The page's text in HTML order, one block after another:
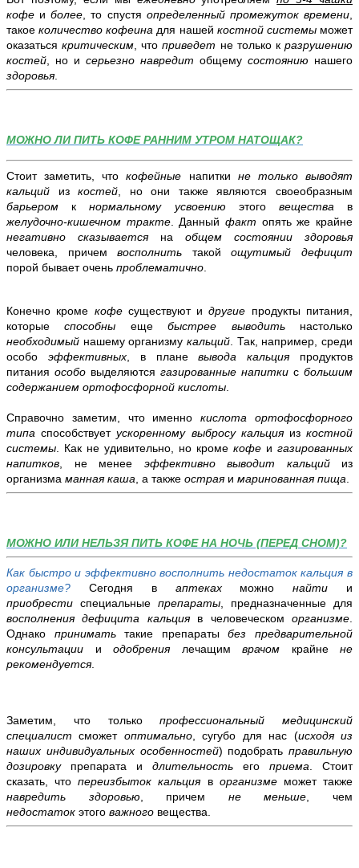
кофе иболее , то спустя определенный промежуток времени
такоеколичество кофеина для нашей костной системыможет
оказатьсякритическим , чтоприведет не только кразрушению
костей , но и серьезно навредит общему состоянию нашего
здоровья.
МОЖНО ЛИ ПИТЬ КОФЕ РАННИМ УТРОМ НАТОЩАК?
Стоит заметить, чтокофейные напитки не только выводят
кальций изкостей , но они также являются своеобразным
барьером кнормальному усвоению этого вещества в
желудочно-кишечном тракте. Данныйфакт опять же крайне
негативно сказывается на общем состоянии здоровья
человека, причемвосполнить такойощутимый дефицит
порой бывает очень проблематично
Конечно кроме кофе существуют идругие продукты питания,
которыеспособны ещебыстрее выводитьнастолько
необходимый нашему организмукальций . Так, например, среди
особо эффективных, в планевывода кальцияпродуктов
питания особо выделяются газированные напитки с большим
содержанием ортофосфорной кислоты
Справочно заметим, что именнокислота ортофосфорного
типа способствуетускоренному выбросу кальция изкостной
системы . Как не удивительно, но кроме кофе и газированных
напитков , не менее эффективно выводит кальцийиз
организма манная каша , а также острая и маринованная пища
МОЖНО ИЛИ НЕЛЬЗЯ ПИТЬ КОФЕ НА НОЧЬ (ПЕРЕД СНОМ)?
Как быстро и эффективно восполнить недостаток кальция в
организме? Сегодня в аптеках можнонайти и
приобрести специальные препараты , предназначенные для
восполнения дефицита кальцияв человеческоморганизме
Однако приниматьтакие препаратыбез предварительной
консультации и одобрения лечащим врачом крайне не
рекомендуется.
Заметим, что толькопрофессиональный медицинский
специалист сможет оптимально, сугубо для нас (исходя из
наших индивидуальных особенностей) подобрать правильную
дозировку препарата и длительность его приема . Стоит
сказать, чтопереизбыток кальция в организме может также
навредить здоровью , причем не меньше , чем
недостаток этого важного вещества.